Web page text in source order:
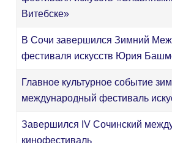
Витебске»
В Сочи завершился Зимний
фестиваля искусств Юрия
Главное культурное событие
международный фестиваль
Завершился IV Сочинский
кинофестиваль